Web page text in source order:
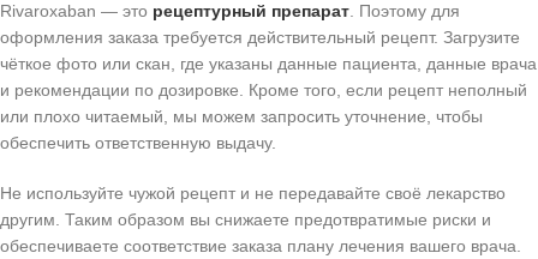
Rivaroxaban — это рецептурный препарат. Поэтому для
оформления заказа требуется действительный рецепт. Загрузите
чёткое фото или скан, где указаны данные пациента, данные врача
и рекомендации по дозировке. Кроме того, если рецепт неполный
или плохо читаемый, мы можем запросить уточнение, чтобы
обеспечить ответственную выдачу.
Не используйте чужой рецепт и не передавайте своё лекарство
другим. Таким образом вы снижаете предотвратимые риски и
обеспечиваете соответствие заказа плану лечения вашего врача.